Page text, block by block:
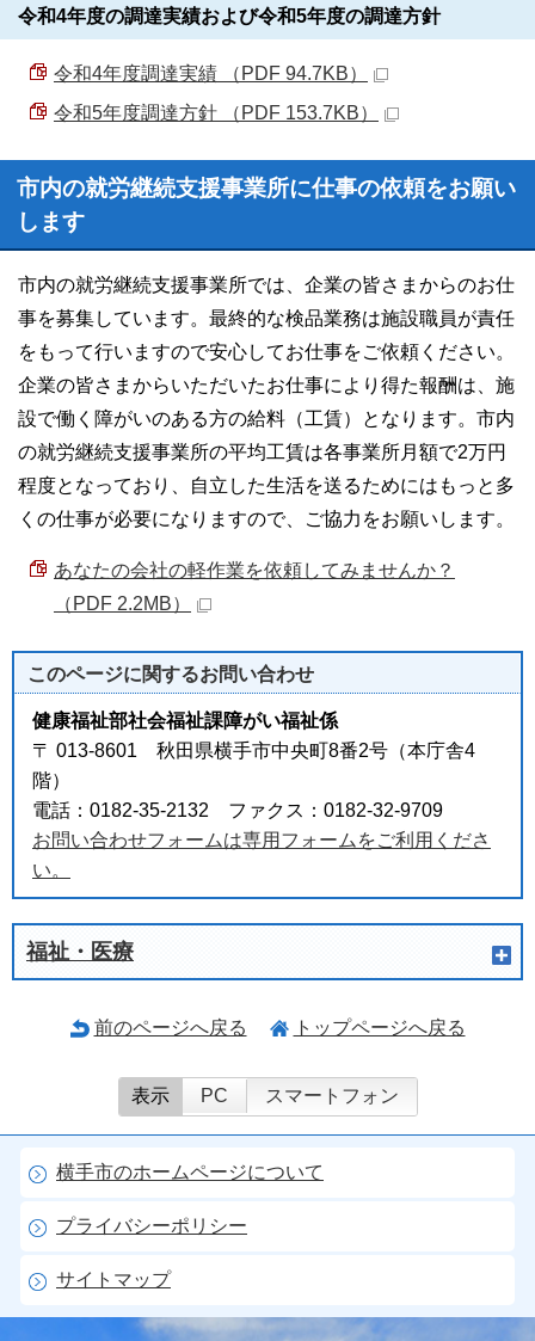
令和4年度の調達実績および令和5年度の調達方針
令和4年度調達実績 （PDF 94.7KB）
令和5年度調達方針 （PDF 153.7KB）
市内の就労継続支援事業所に仕事の依頼をお願い
します
市内の就労継続支援事業所では、企業の皆さまからのお仕
事を募集しています。最終的な検品業務は施設職員が責任
をもって行いますので安心してお仕事をご依頼ください。
企業の皆さまからいただいたお仕事により得た報酬は、施
設で働く障がいのある方の給料（工賃）となります。市内
の就労継続支援事業所の平均工賃は各事業所月額で2万円
程度となっており、自立した生活を送るためにはもっと多
くの仕事が必要になりますので、ご協力をお願いします。
あなたの会社の軽作業を依頼してみませんか？
（PDF 2.2MB）
このページに関するお問い合わせ
健康福祉部社会福祉課障がい福祉係
〒 013-8601 秋田県横手市中央町8番2号（本庁舎4
階）
電話：0182-35-2132 ファクス：0182-32-9709
お問い合わせフォームは専用フォームをご利用くださ
い。
福祉・医療
前のページへ戻る トップページへ戻る
表示 PC スマートフォン
横手市のホームページについて
プライバシーポリシー
サイトマップ